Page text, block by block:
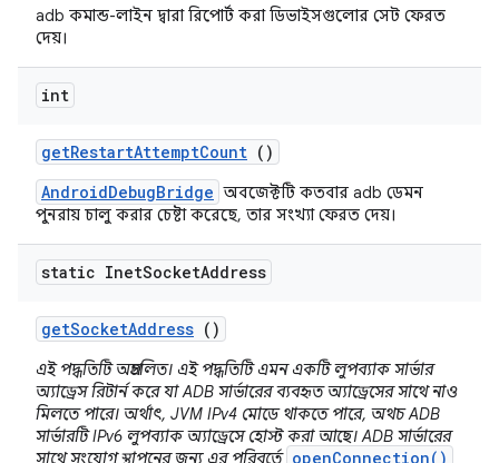
adb কমান্ড-লাইন দ্বারা রিপোর্ট করা ডিভাইসগুলোর সেট ফেরত
দেয়।
int
getRestartAttemptCount ()
AndroidDebugBridge অবজেক্টটি কতবার adb ডেমন
পুনরায় চালু করার চেষ্টা করেছে, তার সংখ্যা ফেরত দেয়।
static InetSocketAddress
getSocketAddress ()
এই পদ্ধতিটি অপ্রচলিত। এই পদ্ধতিটি এমন একটি লুপব্যাক সার্ভার
অ্যাড্রেস রিটার্ন করে যা ADB সার্ভারের ব্যবহৃত অ্যাড্রেসের সাথে নাও
মিলতে পারে। অর্থাৎ, JVM IPv4 মোডে থাকতে পারে, অথচ ADB
সার্ভারটি IPv6 লুপব্যাক অ্যাড্রেসে হোস্ট করা আছে। ADB সার্ভারের
সাথে সংযোগ স্থাপনের জন্য এর পরিবর্তে openConnection()